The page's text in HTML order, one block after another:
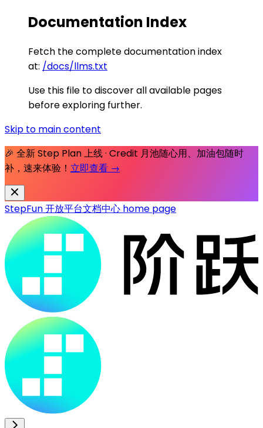
Documentation Index
Fetch the complete documentation index
at: /docs/llms.txt
Use this file to discover all available pages
before exploring further.
Skip to main content
🎉 全新 Step Plan 上线 · Credit 月池随心用、加油包随时
补，速来体验！ 立即查看 →
StepFun 开放平台文档中心 home page